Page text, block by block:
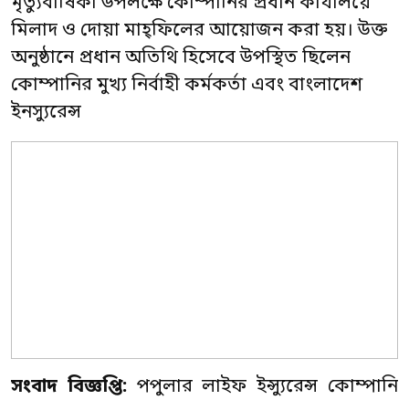
মিলাদ ও দোয়া মাহ্ফিলের আয়োজন করা হয়। উক্ত
অনুষ্ঠানে প্রধান অতিথি হিসেবে উপস্থিত ছিলেন
কোম্পানির মুখ্য নির্বাহী কর্মকর্তা এবং বাংলাদেশ
ইনস্যুরেন্স
সংবাদ বিজ্ঞপ্তি:পপুলার লাইফ ইন্স্যুরেন্স কোম্পানি